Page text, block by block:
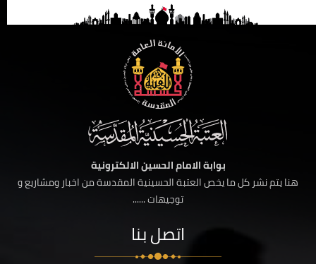
بوابة الامام الحسين الالكترونية
هنا يتم نشر كل ما يخص العتبة الحسينية المقدسة من اخبار ومشاريع و
توجيهات ......
اتصل بنا